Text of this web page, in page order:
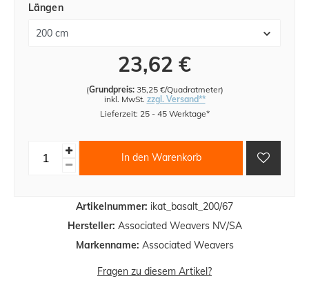
Artikelnummer: ikat_basalt_200/67
Hersteller: Associated Weavers NV/SA
Markenname: Associated Weavers
Längen
23,62 €
(Grundpreis: 35,25 €/Quadratmeter)
inkl. MwSt. zzgl. Versand**
Lieferzeit: 25 - 45 Werktage*
In den Warenkorb
Fragen zu diesem Artikel?